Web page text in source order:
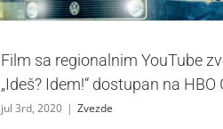
Film sa regionalnim YouTube
„Ideš? Idem!“ dostupan na HBO
jul 3rd, 2020 | Zvezde